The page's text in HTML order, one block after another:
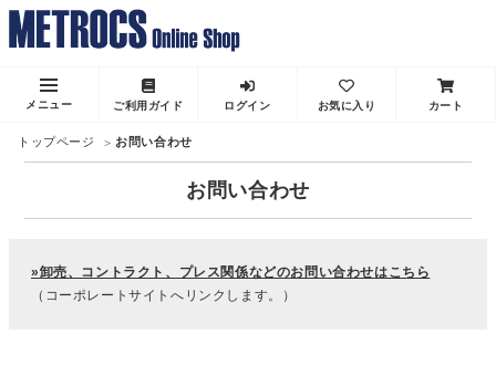
メニュー ご利用ガイド ログイン お気に入り カート
トップページ お問い合わせ
お問い合わせ
»卸売、コントラクト、プレス関係などのお問い合わせはこちら
（コーポレートサイトへリンクします。）